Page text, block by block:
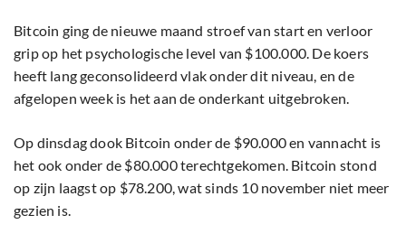
Bitcoin ging de nieuwe maand stroef van start en verloor
grip op het psychologische level van $100.000. De koers
heeft lang geconsolideerd vlak onder dit niveau, en de
afgelopen week is het aan de onderkant uitgebroken.
Op dinsdag dook Bitcoin onder de $90.000 en vannacht is
het ook onder de $80.000 terechtgekomen. Bitcoin stond
op zijn laagst op $78.200, wat sinds 10 november niet meer
gezien is.